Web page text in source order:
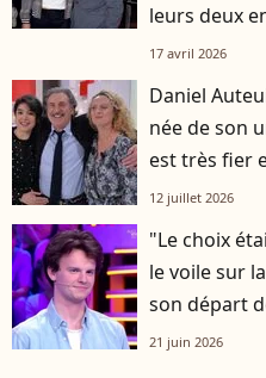
leurs deux
17 avril 2026
Daniel
née de son
est très fier
12 juillet 2026
"Le choix
le voile sur
son départ
21 juin 2026